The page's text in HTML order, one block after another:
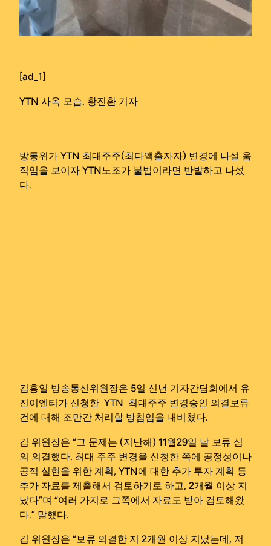
[ad_1]
YTN 사옥 모습. 황진환 기자
방통위가 YTN 최대주주(최다액출자자) 변경에 나설 움
직임을 보이자 YTN노조가 불법이라면 반발하고 나섰
다.
김홍일 방송통신위원장은 5일 신년 기자간담회에서 유
진이엔티가 신청한 YTN 최대주주 변경승인 의결보류
건에 대해 조만간 처리할 방침임을 내비쳤다.
김 위원장은 “그 문제는 (지난해) 11월29일 날 보류 심
의 의결했다. 최대 주주 변경을 신청한 쪽에 공정성이나
공적 실현을 위한 계획, YTN에 대한 추가 투자 계획 등
추가 자료를 제출해서 검토하기로 하고, 2개월 이상 지
났다”며 “여러 가지로 그쪽에서 자료도 받아 검토해왔
다.” 말했다.
김 위원장은 “보류 의결한 지 2개월 이상 지났는데, 저